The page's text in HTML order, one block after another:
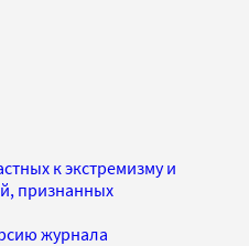
к экстремизму и
признанных
журнала